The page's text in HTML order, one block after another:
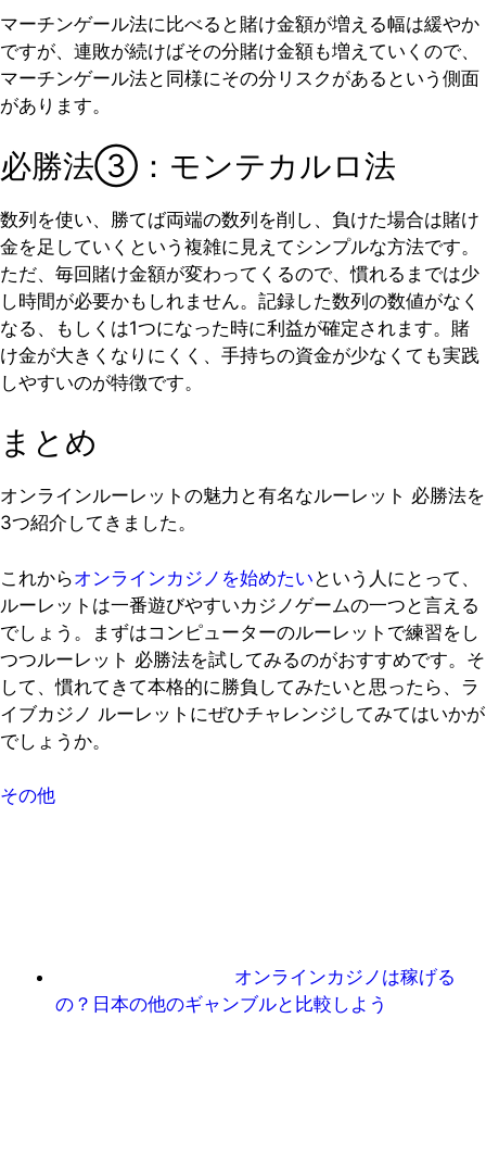
マーチンゲール法に比べると賭け金額が増える幅は緩やか
ですが、連敗が続けばその分賭け金額も増えていくので、
マーチンゲール法と同様にその分リスクがあるという側面
があります。
必勝法③：モンテカルロ法
数列を使い、勝てば両端の数列を削し、負けた場合は賭け
金を足していくという複雑に見えてシンプルな方法です。
ただ、毎回賭け金額が変わってくるので、慣れるまでは少
し時間が必要かもしれません。記録した数列の数値がなく
なる、もしくは1つになった時に利益が確定されます。賭
け金が大きくなりにくく、手持ちの資金が少なくても実践
しやすいのが特徴です。
まとめ
オンラインルーレットの魅力と有名なルーレット 必勝法を
3つ紹介してきました。
これからオンラインカジノを始めたい という人にとって、
ルーレットは一番遊びやすいカジノゲームの一つと言える
でしょう。まずはコンピューターのルーレットで練習をし
つつルーレット 必勝法を試してみるのがおすすめです。そ
して、慣れてきて本格的に勝負してみたいと思ったら、ラ
イブカジノ ルーレットにぜひチャレンジしてみてはいかが
でしょうか。
その他
オンラインカジノは稼げる
の？日本の他のギャンブルと比較しよう